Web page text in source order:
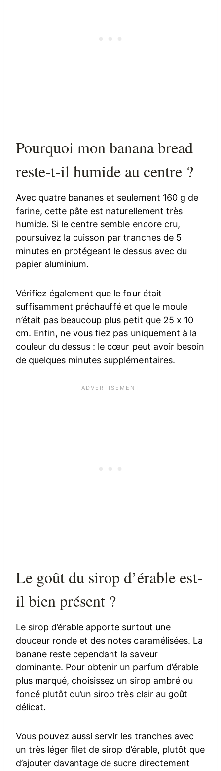
Pourquoi mon banana bread
reste-t-il humide au centre ?
Avec quatre bananes et seulement 160 g de
farine, cette pâte est naturellement très
humide. Si le centre semble encore cru,
poursuivez la cuisson par tranches de 5
minutes en protégeant le dessus avec du
papier aluminium.
Vérifiez également que le four était
suffisamment préchauffé et que le moule
n’était pas beaucoup plus petit que 25 x 10
cm. Enfin, ne vous fiez pas uniquement à la
couleur du dessus : le cœur peut avoir besoin
de quelques minutes supplémentaires.
Le goût du sirop d’érable est-
il bien présent ?
Le sirop d’érable apporte surtout une
douceur ronde et des notes caramélisées. La
banane reste cependant la saveur
dominante. Pour obtenir un parfum d’érable
plus marqué, choisissez un sirop ambré ou
foncé plutôt qu’un sirop très clair au goût
délicat.
Vous pouvez aussi servir les tranches avec
un très léger filet de sirop d’érable, plutôt que
d’ajouter davantage de sucre directement